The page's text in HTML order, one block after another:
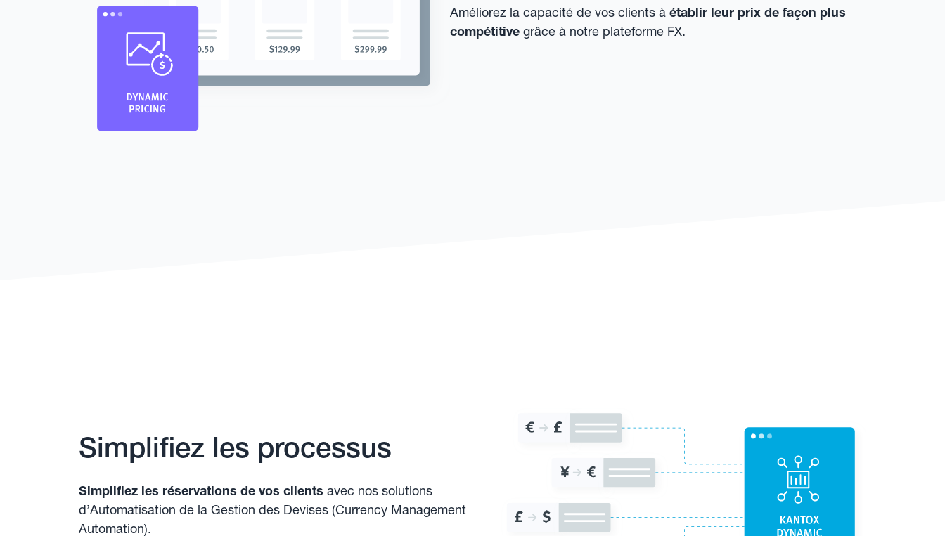
Améliorez la capacité de vos clients à établir leur prix de façon plus
compétitive grâce à notre plateforme FX.
Simplifiez les processus
Simplifiez les réservations de vos clients avec nos solutions
d’Automatisation de la Gestion des Devises (Currency Management
Automation).